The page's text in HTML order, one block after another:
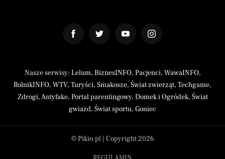
Nasze serwisy: Lelum, BiznesINFO, Pacjenci, WawaINFO,
RolnikINFO, WTV, Turyści, Smakosze, Świat zwierząt, Techgame,
Zdrogi,Antyfake, Portal parentingowy, Domek i Ogródek, Świat
gwiazd, Świat sportu, Goniec
© Pikio.pl | Copyright 2026